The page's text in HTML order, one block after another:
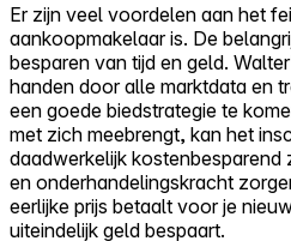
Er zijn veel voordelen aan het
aankoopmakelaar is. De
besparen van tijd en geld.
handen door alle marktdata en
een goede biedstrategie te
met zich meebrengt, kan het
daadwerkelijk
en onderhandelingskracht
eerlijke prijs betaalt voor je
uiteindelijk geld bespaart.